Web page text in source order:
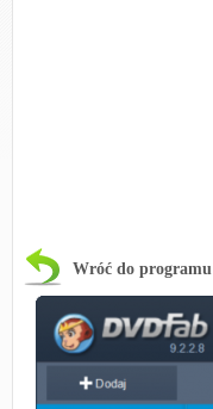
Wróć do programu